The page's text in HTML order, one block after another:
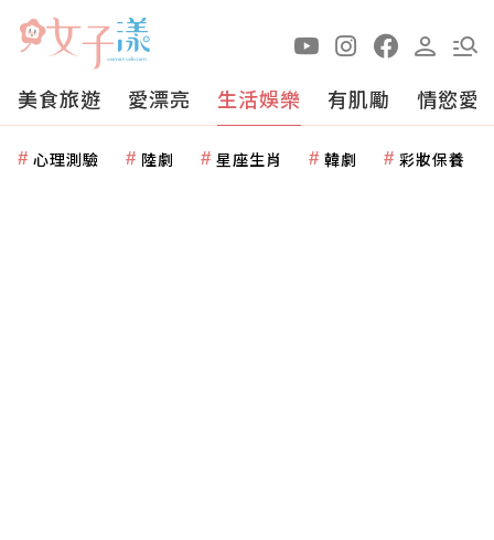
美食旅遊 愛漂亮 生活娛樂 有肌勵 情慾愛
心理測驗 陸劇 星座生肖 韓劇 彩妝保養